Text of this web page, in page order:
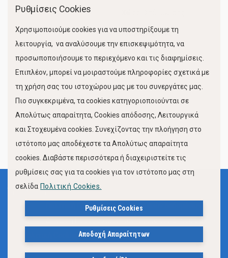
Κίνηση Λιμένος
FOLLOW US
Όροι Χρήσης
Πολιτική Προστασίας Προσωπικών Δεδομένων
Πολιτική Cookies
Ρυθμίσεις Cookies
Χρησιμοποιούμε cookies για να υποστηρίξουμε τη
λειτουργία, να αναλύσουμε την επισκεψιμότητα, να
προσωποποιήσουμε το περιεχόμενο και τις διαφημίσεις.
Επιπλέον, μπορεί να μοιραστούμε πληροφορίες σχετικά με
τη χρήση σας του ιστοχώρου μας με του συνεργάτες μας.
Πιο συγκεκριμένα, τα cookies κατηγοριοποιούνται σε
Απολύτως απαραίτητα, Cookies απόδοσης, Λειτουργικά
και Στοχευμένα cookies. Συνεχίζοντας την πλοήγηση στο
ιστότοπο μας αποδέχεστε τα Απολύτως απαραίτητα
cookies. Διαβάστε περισσότερα ή διαχειριστείτε τις
ρυθμίσεις σας για τα cookies για τον ιστότοπο μας στη
σελίδα Πολιτική Cookies.
Ρυθμίσεις Cookies
Αποδοχή Απαραίτητων